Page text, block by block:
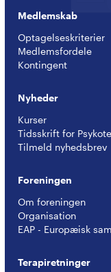
Medlemskab
Optagelseskriterier
Medlemsfordele
Kontingent
Nyheder
Kurser
Tidsskrift for
Tilmeld nyhedsbrev
Foreningen
Om foreningen
Organisation
EAP - Europæisk
Terapiretninger